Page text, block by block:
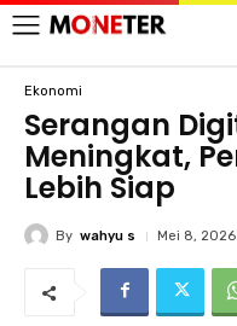
Ekonomi
Serangan
Meningkat,
Lebih Siap
By wahyu s Mei 8, 2026